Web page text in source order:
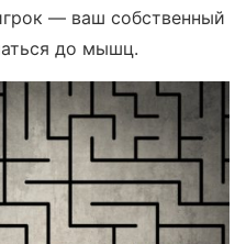
— ваш собственный
до мышц.